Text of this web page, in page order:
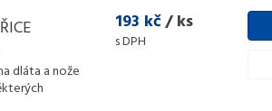
dláta a nože
193 kč/ ks
s DPH